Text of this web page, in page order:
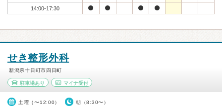
14:00-17:30
せき整形外科
新潟県十日町市四日町
駐車場あり マイナ受付
土曜（〜12:00） 朝（8:30〜）